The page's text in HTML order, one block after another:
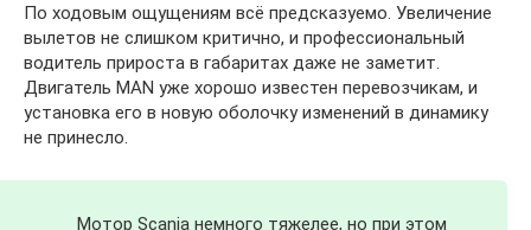
По ходовым ощущениям всё предсказуемо. Увеличение
вылетов не слишком критично, и профессиональный
водитель прироста в габаритах даже не заметит.
Двигатель MAN уже хорошо известен перевозчикам, и
установка его в новую оболочку изменений в динамику
не принесло.
Мотор Scania немного тяжелее, но при этом